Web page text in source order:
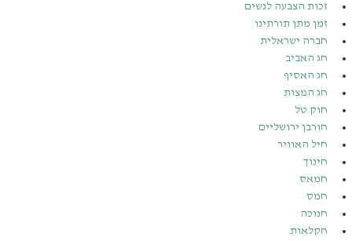
זכות הצבעה לנשים
זמן מתן תורתינו
חברה ישראלית
חג האביב
חג האסיף
חג המצות
חוק טל
חורבן ירושליים
חיל האוויר
חינוך
חמאס
חמס
חנוכה
חקלאות